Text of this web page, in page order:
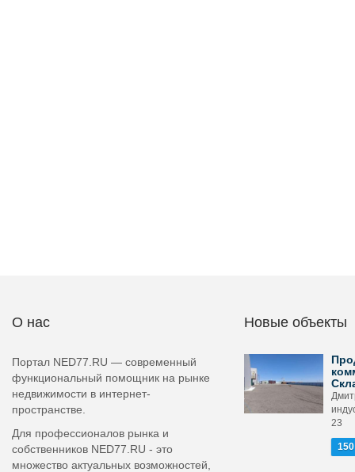
О нас
Портал NED77.RU — современный
функциональный помощник на рынке
недвижимости в интернет-
пространстве.
Для профессионалов рынка и
собственников NED77.RU - это
множество актуальных возможностей,
Новые объекты
23